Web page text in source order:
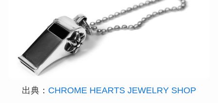
出典： CHROME HEARTS JEWELRY SHOP